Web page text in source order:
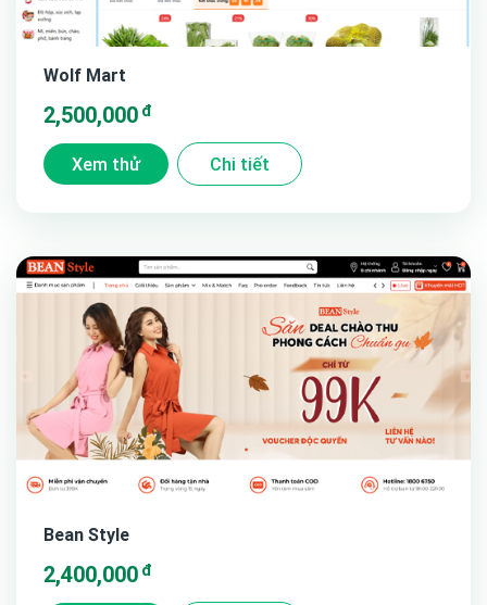
Wolf Mart
2,500,000đ
Xem thử Chi tiết
Bean Style
2,400,000đ